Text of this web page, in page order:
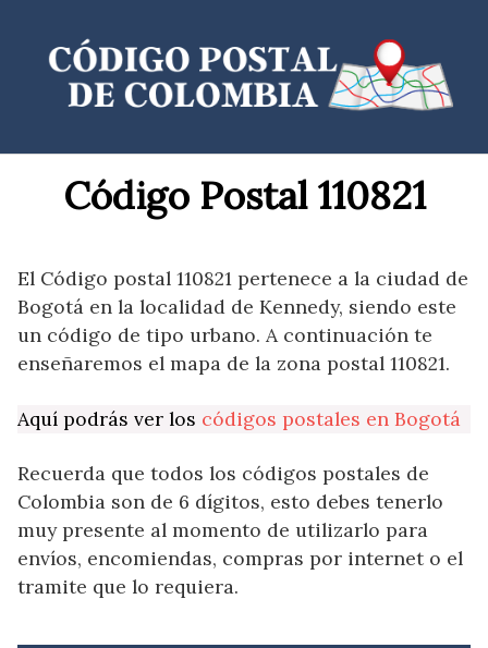
contenido
Código Postal 110821
El Código postal 110821 pertenece a la ciudad de
Bogotá en la localidad de Kennedy, siendo este
un código de tipo urbano. A continuación te
enseñaremos el mapa de la zona postal 110821.
Aquí podrás ver los códigos postales en Bogotá
Recuerda que todos los códigos postales de
Colombia son de 6 dígitos, esto debes tenerlo
muy presente al momento de utilizarlo para
envíos, encomiendas, compras por internet o el
tramite que lo requiera.